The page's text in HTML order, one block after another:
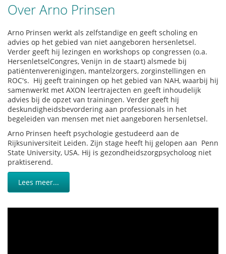
Over Arno Prinsen
Arno Prinsen werkt als zelfstandige en geeft scholing en
advies op het gebied van niet aangeboren hersenletsel.
Verder geeft hij lezingen en workshops op congressen (o.a.
HersenletselCongres, Venijn in de staart) alsmede bij
patiëntenverenigingen, mantelzorgers, zorginstellingen en
ROC's. Hij geeft trainingen op het gebied van NAH, waarbij hij
samenwerkt met AXON leertrajecten en geeft inhoudelijk
advies bij de opzet van trainingen. Verder geeft hij
deskundigheidsbevordering aan professionals in het
begeleiden van mensen met niet aangeboren hersenletsel.
Arno Prinsen heeft psychologie gestudeerd aan de
Rijksuniversiteit Leiden. Zijn stage heeft hij gelopen aan Penn
State University, USA. Hij is gezondheidszorgpsycholoog niet
praktiserend.
Lees meer...